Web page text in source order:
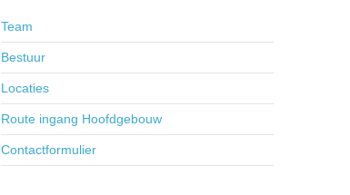
Team
Bestuur
Locaties
Route ingang Hoofdgebouw
Contactformulier